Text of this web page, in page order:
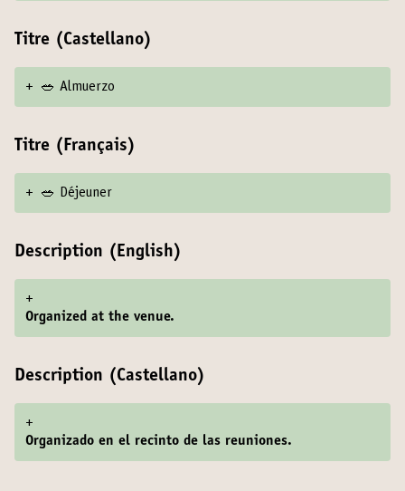
Titre (Castellano)
+ 🥗 Almuerzo
Titre (Français)
+ 🥗 Déjeuner
Description (English)
+
Organized at the venue.
Description (Castellano)
+
Organizado en el recinto de las reuniones.